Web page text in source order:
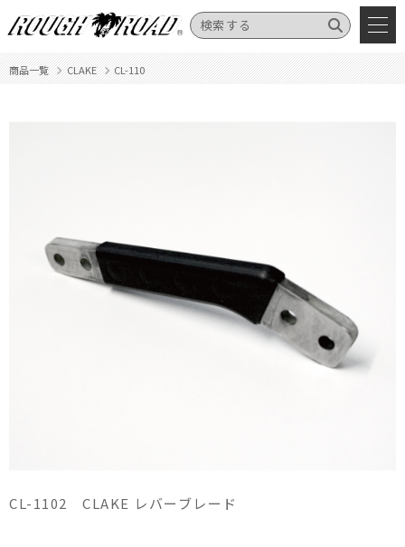
商品一覧 CLAKE CL-110
CL-1102 CLAKE レバーブレード